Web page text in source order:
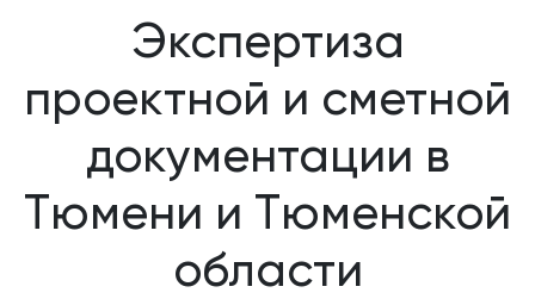
Экспертиза
проектной и сметной
документации в
Тюмени и Тюменской
области